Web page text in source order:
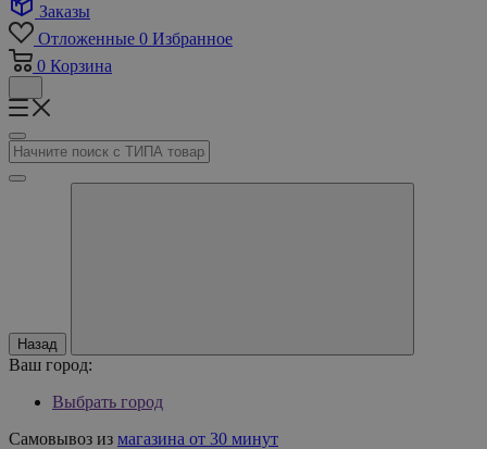
Заказы
Отложенные 0 Избранное
0 Корзина
Назад
Ваш город:
Выбрать город
Самовывоз из магазина от 30 минут